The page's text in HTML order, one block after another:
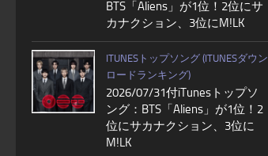
BTS「Aliens」が1位！2位にサ
カナクション、3位にM!LK
ITUNESトップソング (ITUNESダウン
ロードランキング)
2026/07/31付iTunesトップソ
ング：BTS「Aliens」が1位！2
位にサカナクション、3位に
M!LK